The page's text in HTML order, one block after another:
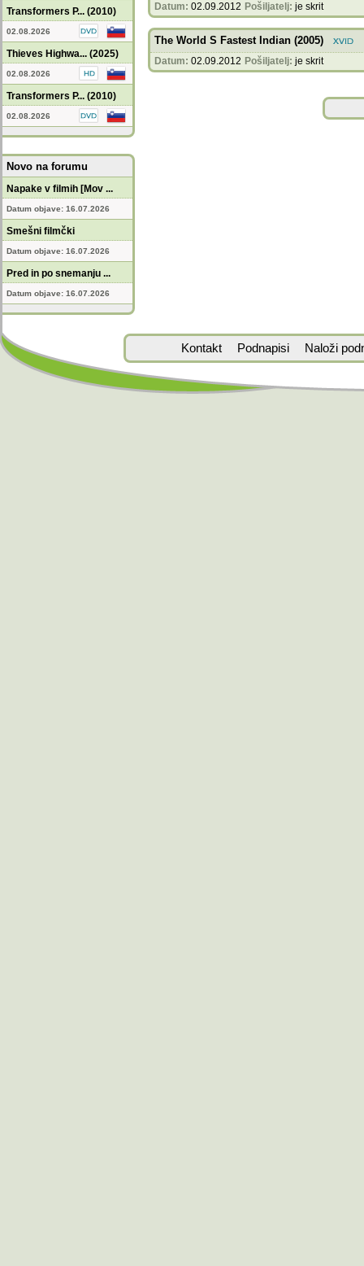
Transformers P... (2010)
02.08.2026
Thieves Highwa... (2025)
02.08.2026
Transformers P... (2010)
02.08.2026
Novo na forumu
Napake v filmih [Mov ...
Datum objave: 16.07.2026
Smešni filmčki
Datum objave: 16.07.2026
Pred in po snemanju ...
Datum objave: 16.07.2026
Datum: 02.09.2012 Pošiljatelj: je skrit
The World S Fastest Indian (2005)
Datum: 02.09.2012 Pošiljatelj: je skrit
Kontakt Podnapisi Naloži